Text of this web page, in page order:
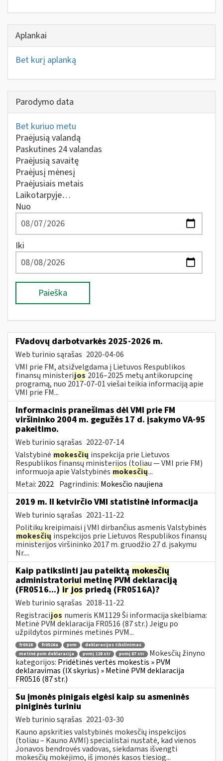
Aplankai
Bet kurį aplanką
Parodymo data
Bet kuriuo metu
Praėjusią valandą
Paskutines 24 valandas
Praėjusią savaitę
Praėjusį mėnesį
Praėjusiais metais
Laikotarpyje…
Nuo
Iki
Paieška
FVadovų darbotvarkės 2025-2026 m.
Web turinio sąrašas 2020-04-06
VMI prie FM, atsižvelgdama į Lietuvos Respublikos
finansų ministerijos 2016–2025 metų antikorupcinę
programą, nuo 2017-07-01 viešai teikia informaciją apie
VMI prie FM...
Informacinis pranešimas dėl VMI prie FM
viršininko 2004 m. gegužės 17 d. įsakymo VA-95
pakeitimo.
Web turinio sąrašas 2022-07-14
Valstybinė mokesčių inspekcija prie Lietuvos
Respublikos finansų ministerijos (toliau ― VMI prie FM)
informuoja apie Valstybinės mokesčių...
Metai: 2022 Pagrindinis: Mokesčio naujiena
2019 m. II ketvirčio VMI statistinė informacija
Web turinio sąrašas 2021-11-22
Politikų kreipimaisi į VMI dirbančius asmenis Valstybinės
mokesčių inspekcijos prie Lietuvos Respublikos finansų
ministerijos viršininko 2017 m. gruodžio 27 d. įsakymu
Nr....
Kaip patikslinti jau pateiktą mokesčių
administratoriui metinę PVM deklaraciją
(FR0516...) ir jos priedą (FR0516A)?
Web turinio sąrašas 2018-11-22
Registracijos numeris KM1129 Ši informacija skelbiama:
Metinė PVM deklaracija FR0516 (87 str.) Jeigu po
užpildytos pirminės metinės PVM...
fr0516 fr0516a pvm
deklaracijos tikslinimas
metinė pvm deklaracija
pvmį 128 str pvmį 87 str
Mokesčių žinyno
kategorijos: Pridėtinės vertės mokestis » PVM
deklaravimas (IX skyrius) » Metinė PVM deklaracija
FR0516 (87 str.)
Su įmonės pinigais elgėsi kaip su asmeninės
piniginės turiniu
Web turinio sąrašas 2021-03-30
Kauno apskrities valstybinės mokesčių inspekcijos
(toliau – Kauno AVMI) specialistai nustatė, kad vienos
Jonavos bendrovės vadovas, siekdamas išvengti
mokesčių mokėjimo, iš įmonės kasos tiesiog...